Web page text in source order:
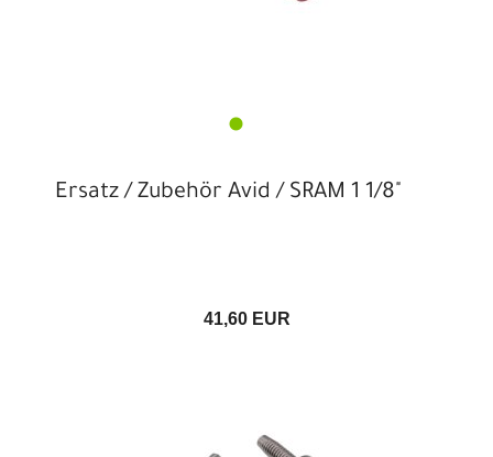
Ersatz / Zubehör Avid / SRAM 1 1/8"
41,60 EUR